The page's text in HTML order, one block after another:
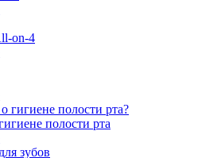
on-4
полости рта